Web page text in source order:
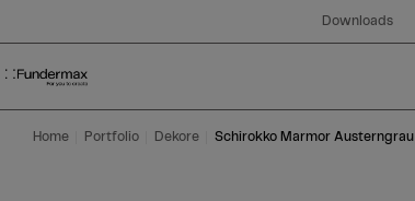
Downloads
Home Portfolio Dekore Schirokko Marmor Austerngrau